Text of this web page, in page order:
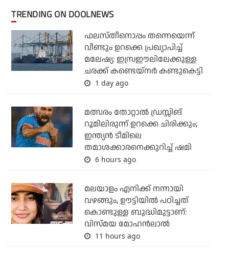
TRENDING ON DOOLNEWS
ഫലസ്തീനൊപ്പം തന്നെയെന്ന്
വീണ്ടും ഉറക്കെ പ്രഖ്യാപിച്ച്
മലേഷ്യ: ഇസ്രഈലിലേക്കുള്ള
ചരക്ക് കണ്ടെയ്‌നര്‍ കണ്ടുകെട്ടി
1 day ago
മത്സരം തോറ്റാല്‍ ഡ്രസ്സിങ്
റൂമിലിരുന്ന് ഉറക്കെ ചിരിക്കും;
ഇന്ത്യന്‍ ടീമിലെ
തമാശക്കാരനെക്കുറിച്ച് ഷമി
6 hours ago
മലയാളം എനിക്ക് നന്നായി
വഴങ്ങും, ഊട്ടിയില്‍ പഠിച്ചത്
കൊണ്ടുള്ള ബുദ്ധിമുട്ടാണ്:
വിസ്മയ മോഹന്‍ലാല്‍
11 hours ago